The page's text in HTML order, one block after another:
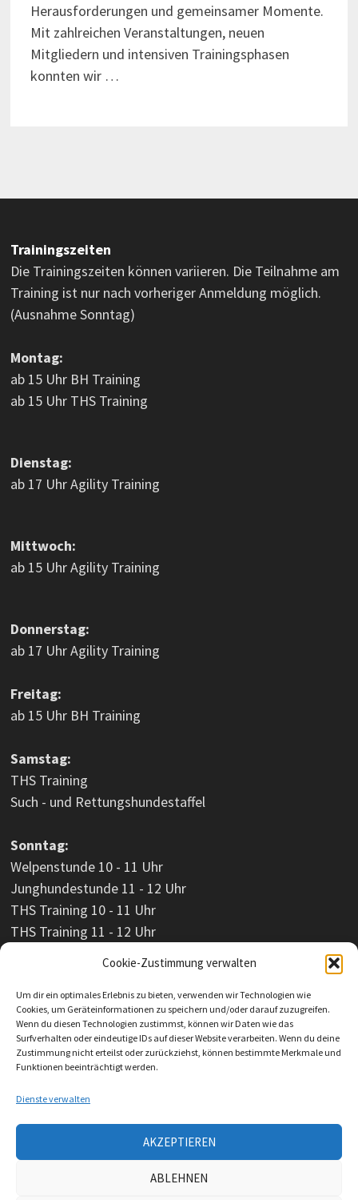
Cookie-Zustimmung verwalten
Um dir ein optimales Erlebnis zu bieten, verwenden wir Technologien wie
Cookies, um Geräteinformationen zu speichern und/oder darauf zuzugreifen.
Wenn du diesen Technologien zustimmst, können wir Daten wie das
Surfverhalten oder eindeutige IDs auf dieser Website verarbeiten. Wenn du deine
Zustimmung nicht erteilst oder zurückziehst, können bestimmte Merkmale und
Funktionen beeinträchtigt werden.
Dienste verwalten
AKZEPTIEREN
ABLEHNEN
Herausforderungen und gemeinsamer Momente.
Mit zahlreichen Veranstaltungen, neuen
Mitgliedern und intensiven Trainingsphasen
konnten wir …
Trainingszeiten
Die Trainingszeiten können variieren. Die Teilnahme am
Training ist nur nach vorheriger Anmeldung möglich.
(Ausnahme Sonntag)
Montag:
ab 15 Uhr BH Training
ab 15 Uhr THS Training
Dienstag:
ab 17 Uhr Agility Training
Mittwoch:
ab 15 Uhr Agility Training
Donnerstag:
ab 17 Uhr Agility Training
Freitag:
ab 15 Uhr BH Training
Samstag:
THS Training
Such - und Rettungshundestaffel
Sonntag:
Welpenstunde 10 - 11 Uhr
Junghundestunde 11 - 12 Uhr
THS Training 10 - 11 Uhr
THS Training 11 - 12 Uhr